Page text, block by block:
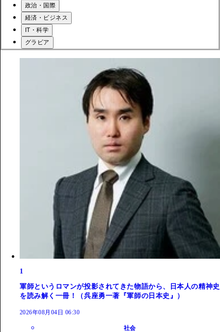
政治・国際
経済・ビジネス
IT・科学
グラビア
1
軍師というロマンが投影されてきた物語から、日本人の精神史
を読み解く一冊！（呉座勇一著『軍師の日本史』）
2026年08月04日 06:30
社会